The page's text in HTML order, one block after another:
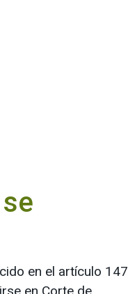
en el artículo 147
en Corte de